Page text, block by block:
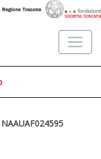
NAAUAF024595